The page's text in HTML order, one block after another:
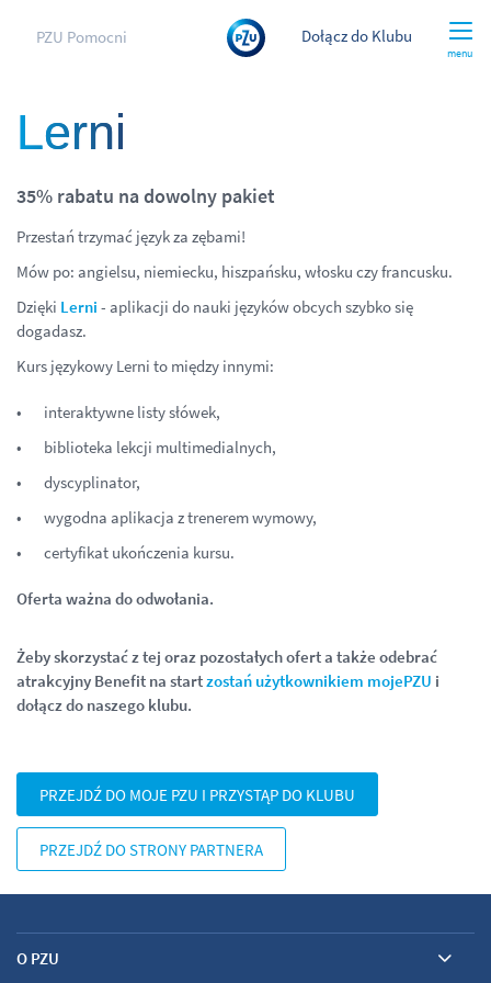
menu
PZU Pomocni Dołącz do Klubu
Lerni
35% rabatu na dowolny pakiet
Przestań trzymać język za zębami!
Mów po: angielsu, niemiecku, hiszpańsku, włosku czy francusku.
Dzięki Lerni - aplikacji do nauki języków obcych szybko się
dogadasz.
Kurs językowy Lerni to między innymi:
interaktywne listy słówek,
biblioteka lekcji multimedialnych,
dyscyplinator,
wygodna aplikacja z trenerem wymowy,
certyfikat ukończenia kursu.
Oferta ważna do odwołania.
Żeby skorzystać z tej oraz pozostałych ofert a także odebrać
atrakcyjny Benefit na startzostań użytkownikiem mojePZU i
dołącz do naszego klubu.
PRZEJDŹ DO MOJE PZU I PRZYSTĄP DO KLUBU
PRZEJDŹ DO STRONY PARTNERA
O PZU